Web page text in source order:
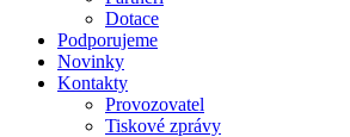
Dotace
Podporujeme
Novinky
Kontakty
Provozovatel
Tiskové zprávy